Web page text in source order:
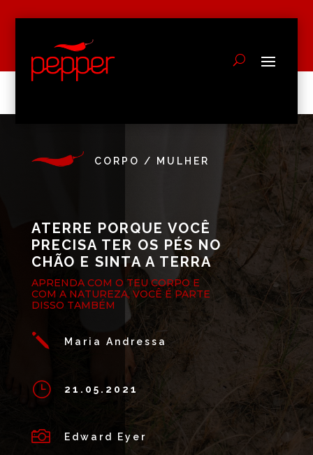
CORPO / MULHER
ATERRE PORQUE VOCÊ
PRECISA TER OS PÉS NO
CHÃO E SINTA A TERRA
APRENDA COM O TEU CORPO E
COM A NATUREZA, VOCÊ É PARTE
DISSO TAMBÉM
j Maria Andressa
} 21.05.2021
 Edward Eyer